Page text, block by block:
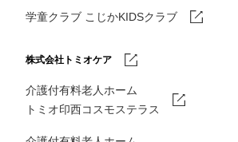
学童クラブ こじかKIDSクラブ
株式会社トミオケア
介護付有料老人ホーム
トミオ印西コスモステラス